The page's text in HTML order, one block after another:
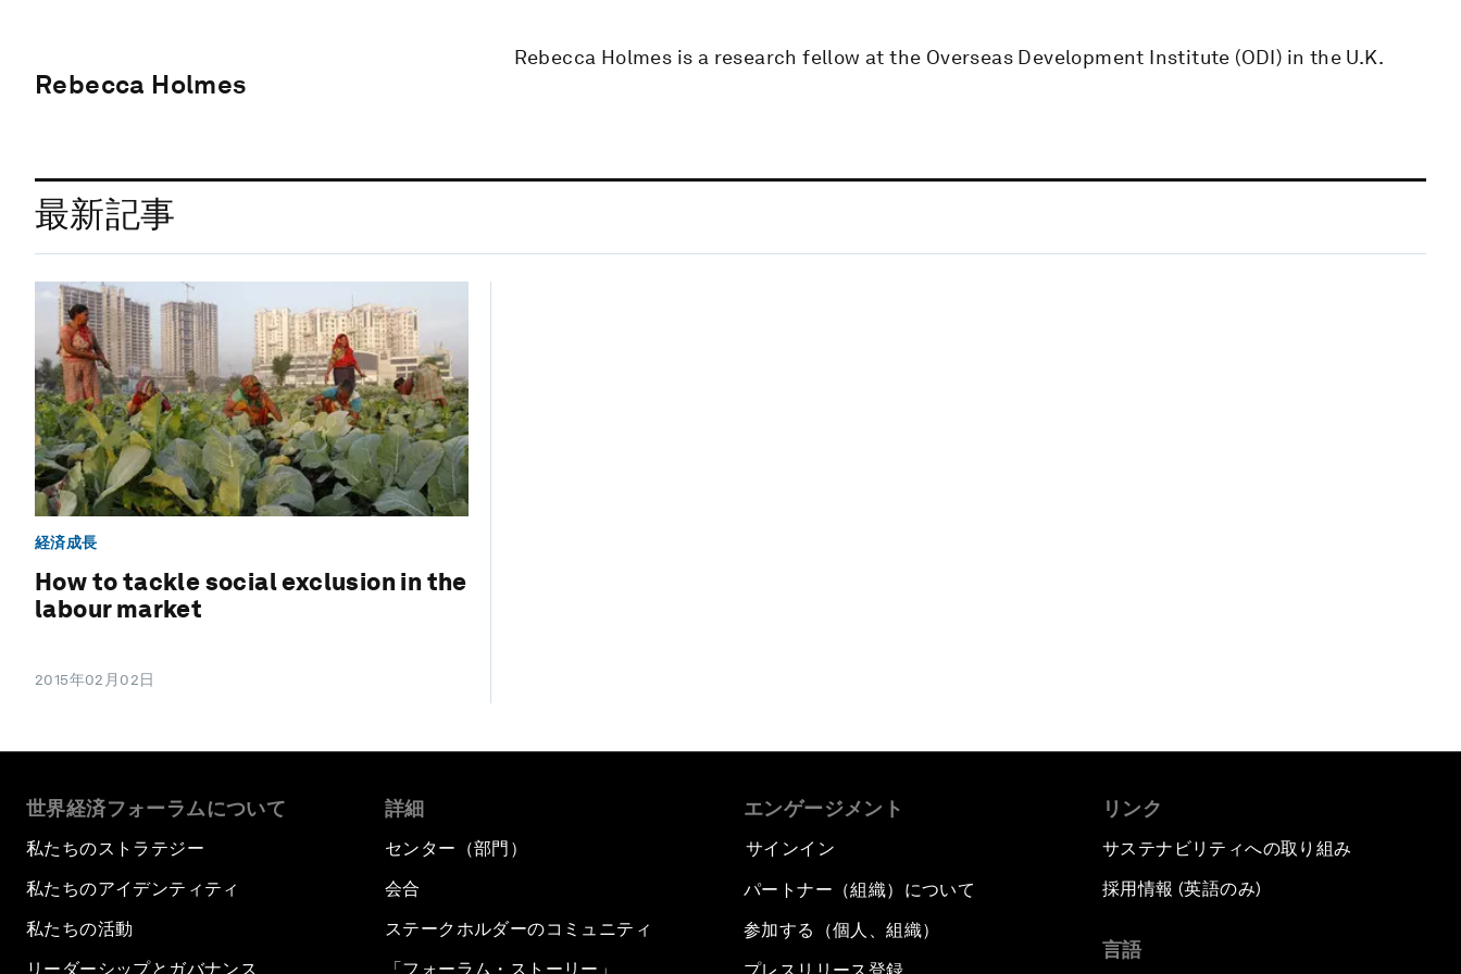
Rebecca Holmes
Rebecca Holmes is a research fellow at the Overseas Development Institute (ODI) in the U.K.
最新記事
経済成長
How to tackle social exclusion in the
labour market
2015年02月02日
世界経済フォーラムについて
私たちのストラテジー
私たちのアイデンティティ
私たちの活動
リーダーシップとガバナンス
詳細
センター（部門）
会合
ステークホルダーのコミュニティ
「フォーラム・ストーリー」
エンゲージメント
サインイン
パートナー（組織）について
参加する（個人、組織）
リンク
サステナビリティへの取り組み
採用情報 (英語のみ)
言語